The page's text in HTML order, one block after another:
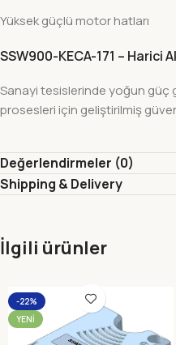
Yüksek güçlü motor hatları
SSW900-KECA-171 – Harici
Sanayi tesislerinde yoğun güç
prosesleri için geliştirilmiş
Değerlendirmeler (0)
Shipping & Delivery
İlgili ürünler
-22%
YENI